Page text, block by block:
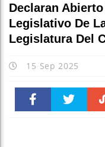
Declaran
Legislativo De
Legislatura Del
15 Sep 2025